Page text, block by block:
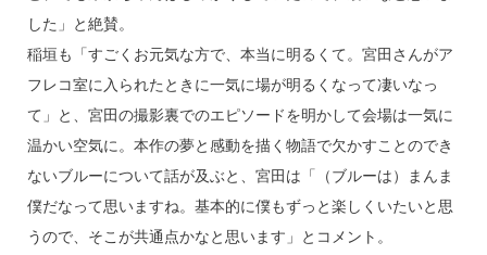
した」と絶賛。
稲垣も「すごくお元気な方で、本当に明るくて。宮田さんがア
フレコ室に入られたときに一気に場が明るくなって凄いなっ
て」と、宮田の撮影裏でのエピソードを明かして会場は一気に
温かい空気に。本作の夢と感動を描く物語で欠かすことのでき
ないブルーについて話が及ぶと、宮田は「（ブルーは）まんま
僕だなって思いますね。基本的に僕もずっと楽しくいたいと思
うので、そこが共通点かなと思います」とコメント。